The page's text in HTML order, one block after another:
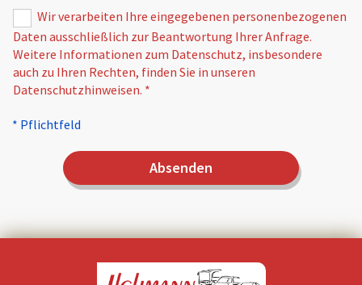
Wir verarbeiten Ihre eingegebenen personenbezogenen
Daten ausschließlich zur Beantwortung Ihrer Anfrage.
Weitere Informationen zum Datenschutz, insbesondere
auch zu Ihren Rechten, finden Sie in unseren
Datenschutzhinweisen. *
* Pflichtfeld